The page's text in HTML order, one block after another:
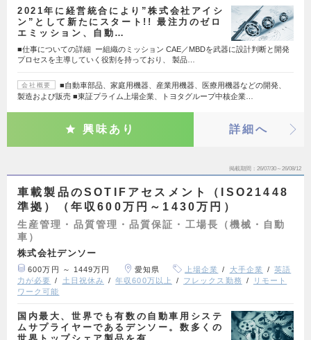
2021年に経営統合により”株式会社アイシ
ン”として新たにスタート!! 最注力のゼロ
エミッション、自動…
■仕事についての詳細 ー組織のミッション CAE／MBDを武器に設計判断と開発
プロセスを主導していく役割を持っており、 製品…
会社概要
■自動車部品、家庭用機器、産業用機器、医療用機器などの開発、
製造および販売 ■東証プライム上場企業、トヨタグループ中核企業…
興味あり 詳細へ
掲載期間 26/07/30～26/08/12
車載製品のSOTIFアセスメント（ISO21448
準拠）（年収600万円～1430万円）
生産管理・品質管理・品質保証・工場長（機械・自動
車）
株式会社デンソー
600万円 ～ 1449万円 愛知県 上場企業 大手企業
英語
力が必要
土日祝休み 年収600万以上 フレックス勤務
リモート
ワーク可能
国内最大、世界でも有数の自動車用システ
ムサプライヤーであるデンソー。数多くの